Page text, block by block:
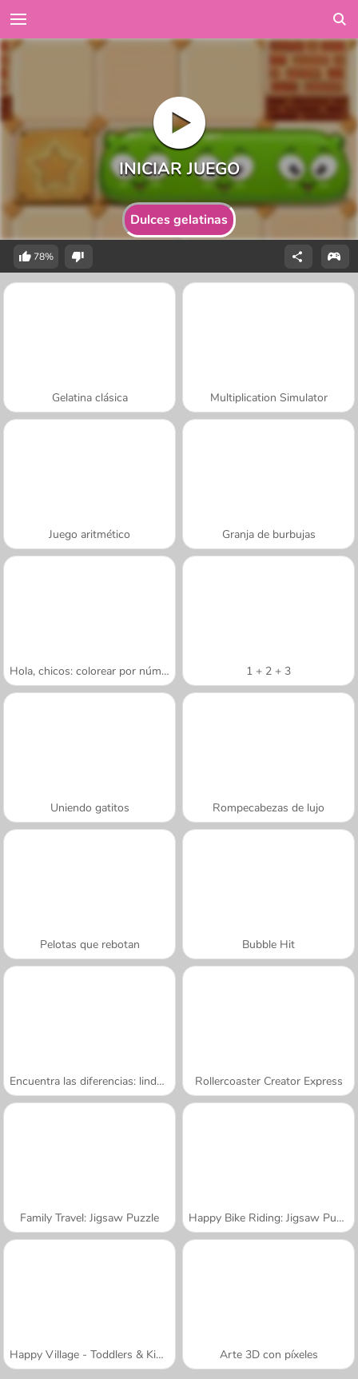
Dulces gelatinas
78%
Gelatina clásica Multiplication Simulator
Juego aritmético Granja de burbujas
Hola, chicos: colorear por números 1 + 2 + 3
Uniendo gatitos Rompecabezas de lujo
Pelotas que rebotan Bubble Hit
Encuentra las diferencias: lindos bebés Rollercoaster Creator Express
Family Travel: Jigsaw Puzzle Happy Bike Riding: Jigsaw Puzzle
Happy Village - Toddlers & Kids Educational Games Arte 3D con píxeles